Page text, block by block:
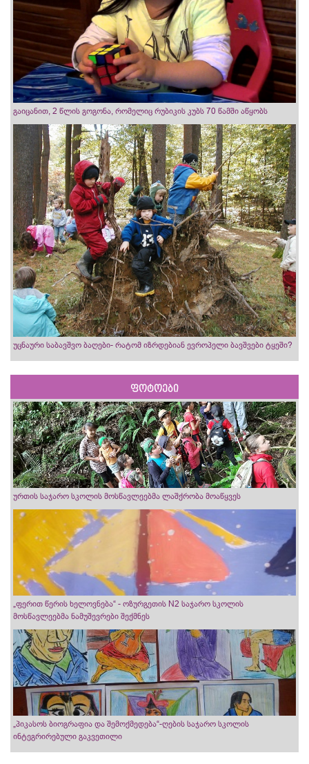
გაიცანით, 2 წლის გოგონა, რომელიც რუბიკის კუბს 70 წამში აწყობს
უცნაური საბავშვო ბაღები- რატომ იზრდებიან ევროპელი ბავშვები ტყეში?
ფოტოები
ურთის საჯარო სკოლის მოსწავლეებმა ლაშქრობა მოაწყვეს
„ფერით წერის ხელოვნება“ - ოზურგეთის N2 საჯარო სკოლის
მოსწავლეებმა ნამუშევრები შექმნეს
„პიკასოს ბიოგრაფია და შემოქმედება“-ღების საჯარო სკოლის
ინტეგრირებული გაკვეთილი